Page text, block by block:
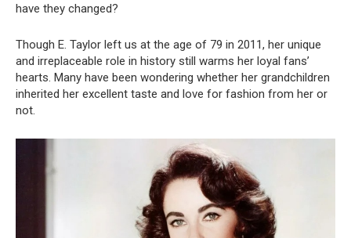
have they changed?
Though E. Taylor left us at the age of 79 in 2011, her unique
and irreplaceable role in history still warms her loyal fans’
hearts. Many have been wondering whether her grandchildren
inherited her excellent taste and love for fashion from her or
not.